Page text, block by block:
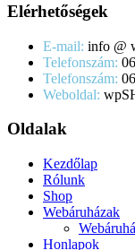
Elérhetőségek
E-mail: info @
Telefonszám:
Telefonszám:
Weboldal:
Oldalak
Kezdőlap
Rólunk
Shop
Webáruházak
Honlapok